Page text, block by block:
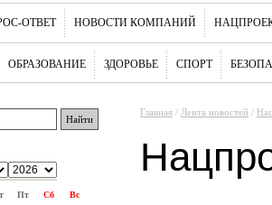
ОТВЕТ НОВОСТИ КОМПАНИЙ
ОБРАЗОВАНИЕ ЗДОРОВЬЕ СПОРТ
Пт Сб Вс
Главная / Лента новостей /